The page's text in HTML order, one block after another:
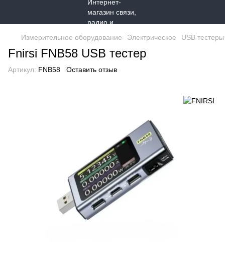
Измерительное оборудование Электрическое USB тестеры
Fnirsi FNB58 USB тестер
Артикул: FNB58 Оставить отзыв